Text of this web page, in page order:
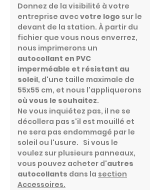
Donnez de la visibilité à votre
entreprise avecvotre logo sur le
devant de la station. À partir du
fichier que vous nous enverrez,
nous imprimerons un
autocollant en PVC
imperméable et résistant au
soleil, d'une taille maximale de
55x55 cm, et nous l'appliquerons
où vous le souhaitez.
Ne vous inquiétez pas, il ne se
décollera pas s'il est mouillé et
ne sera pas endommagé par le
soleil ou l'usure. Si vous le
voulez sur plusieurs panneaux,
vous pouvez acheter d'autres
autocollants dans la section
Accessoires.